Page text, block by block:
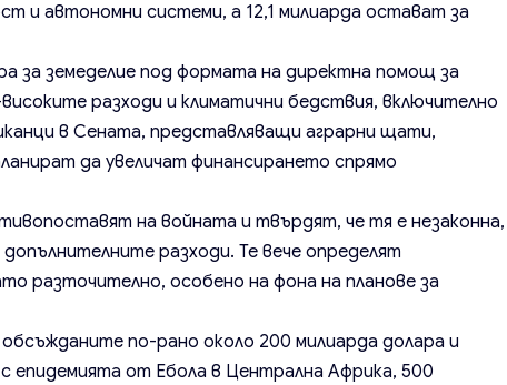
и автономни системи, а 12,1 милиарда остават за
за земеделие под формата на директна помощ за
разходи и климатични бедствия, включително
в Сената, представляващи аграрни щати,
да увеличат финансирането спрямо
на войната и твърдят, че тя е незаконна,
разходи. Те вече определят
разточително, особено на фона на планове за
по-рано около 200 милиарда долара и
епидемията от Ебола в Централна Африка, 500